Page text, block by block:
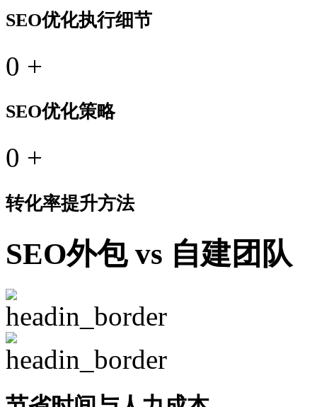
SEO优化执行细节
0 +
SEO优化策略
0 +
转化率提升方法
SEO外包 vs 自建团队